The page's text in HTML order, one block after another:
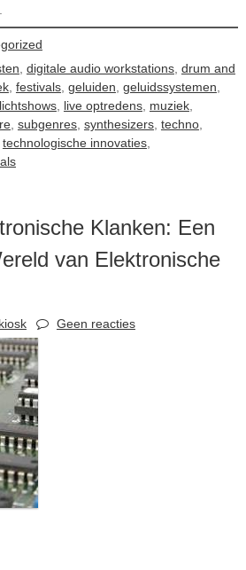
, digitale audio workstations, drum and
, festivals, geluiden, geluidssystemen,
lichtshows, live optredens, muziek,
, subgenres, synthesizers, techno,
technologische innovaties,
Klanken: Een
van Elektronische
Geen reacties